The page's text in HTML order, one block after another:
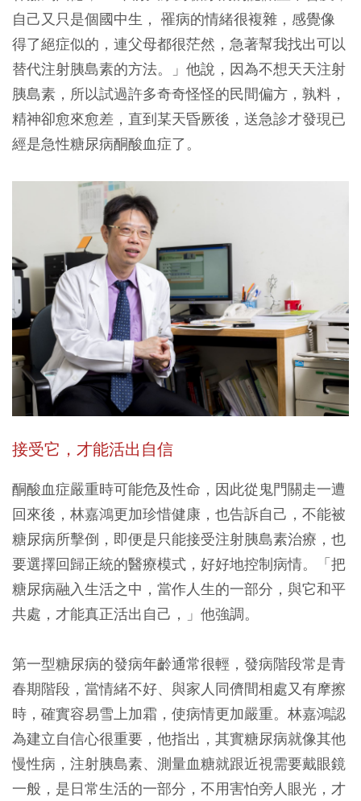
自己又只是個國中生， 罹病的情緒很複雜，感覺像
得了絕症似的，連父母都很茫然，急著幫我找出可以
替代注射胰島素的方法。」他說，因為不想天天注射
胰島素，所以試過許多奇奇怪怪的民間偏方，孰料，
精神卻愈來愈差，直到某天昏厥後，送急診才發現已
經是急性糖尿病酮酸血症了。
接受它，才能活出自信
酮酸血症嚴重時可能危及性命，因此從鬼門關走一遭
回來後，林嘉鴻更加珍惜健康，也告訴自己，不能被
糖尿病所擊倒，即便是只能接受注射胰島素治療，也
要選擇回歸正統的醫療模式，好好地控制病情。「把
糖尿病融入生活之中，當作人生的一部分，與它和平
共處，才能真正活出自己，」他強調。
第一型糖尿病的發病年齡通常很輕，發病階段常是青
春期階段，當情緒不好、與家人同儕間相處又有摩擦
時，確實容易雪上加霜，使病情更加嚴重。林嘉鴻認
為建立自信心很重要，他指出，其實糖尿病就像其他
慢性病，注射胰島素、測量血糖就跟近視需要戴眼鏡
一般，是日常生活的一部分，不用害怕旁人眼光，才